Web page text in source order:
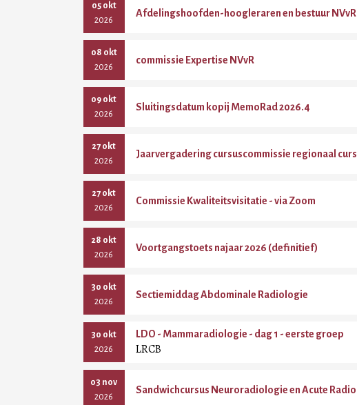
05 okt
2026
Afdelingshoofden-hoogleraren en bestuur NVvR
08 okt
2026
commissie Expertise NVvR
09 okt
2026
Sluitingsdatum kopij MemoRad 2026.4
27 okt
2026
Jaarvergadering cursuscommissie regionaal
27 okt
2026
Commissie Kwaliteitsvisitatie - via Zoom
28 okt
2026
Voortgangstoets najaar 2026 (definitief)
30 okt
2026
Sectiemiddag Abdominale Radiologie
30 okt
2026
LDO - Mammaradiologie - dag 1 - eerste groep
LRCB
03 nov
2026
Sandwichcursus Neuroradiologie en Acute